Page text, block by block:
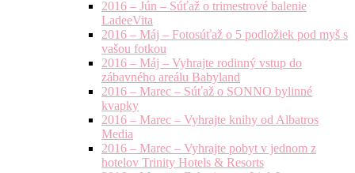
2016 – Jún – Súťaž o trimestrové balenie
LadeeVita
2016 – Máj – Fotosúťaž o 5 podložiek pod myš s
vašou fotkou
2016 – Máj – Vyhrajte rodinný vstup do
zábavného areálu Babyland
2016 – Marec – Súťaž o SONNO bylinné
kvapky
2016 – Marec – Vyhrajte knihy od Albatros
Media
2016 – Marec – Vyhrajte pobyt v jednom z
hotelov Trinity Hotels & Resorts